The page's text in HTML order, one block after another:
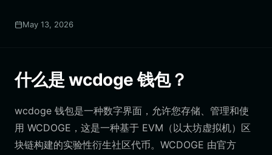
May 13, 2026
什么是 wcdoge 钱包？
wcdoge 钱包是一种数字界面，允许您存储、管理和使
用 WCDOGE，这是一种基于 EVM（以太坊虚拟机）区
块链构建的实验性衍生社区代币。WCDOGE 由官方